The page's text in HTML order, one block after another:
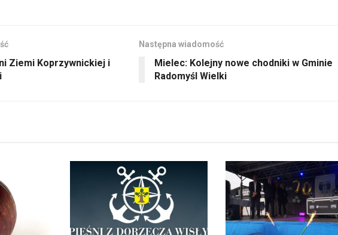
Ziemi Koprzywnickiej i
Następna wiadomość
Mielec: Kolejny nowe chodniki w Gminie
Radomyśl Wielki